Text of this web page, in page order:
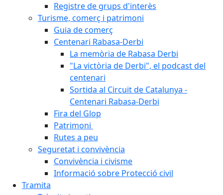
Registre de grups d'interès
Turisme, comerç i patrimoni
Guia de comerç
Centenari Rabasa-Derbi
La memòria de Rabasa Derbi
"La victòria de Derbi", el podcast del
centenari
Sortida al Circuit de Catalunya -
Centenari Rabasa-Derbi
Fira del Glop
Patrimoni
Rutes a peu
Seguretat i convivència
Convivència i civisme
Informació sobre Protecció civil
Tramita